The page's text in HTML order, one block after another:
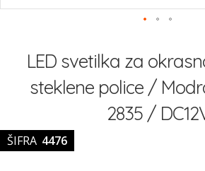
začetekLED svetilka za
steklene police /
2835 /
ŠIFRA 4476